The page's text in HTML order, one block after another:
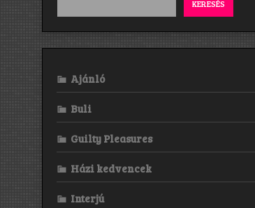
KERESÉS
Ajánló
Buli
Guilty Pleasures
Házi kedvencek
Interjú